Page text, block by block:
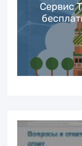
Сервис